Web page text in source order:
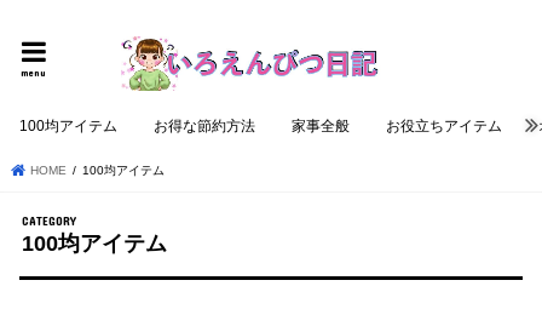
menu
100均アイテム お得な節約方法 家事全般 お役立ちアイテム
HOME 100均アイテム
100均アイテム